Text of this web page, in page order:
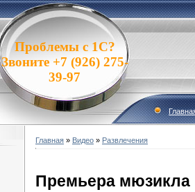
Проблемы с 1С?
Звоните +7 (926) 275-
39-97
Главная » Видео » Развлечения
Премьера мюзикла